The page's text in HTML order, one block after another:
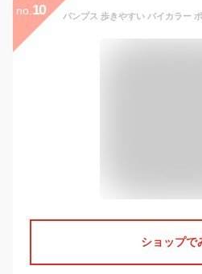
no. 10
ショップで